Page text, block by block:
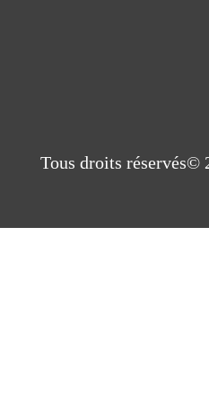
Tous droits